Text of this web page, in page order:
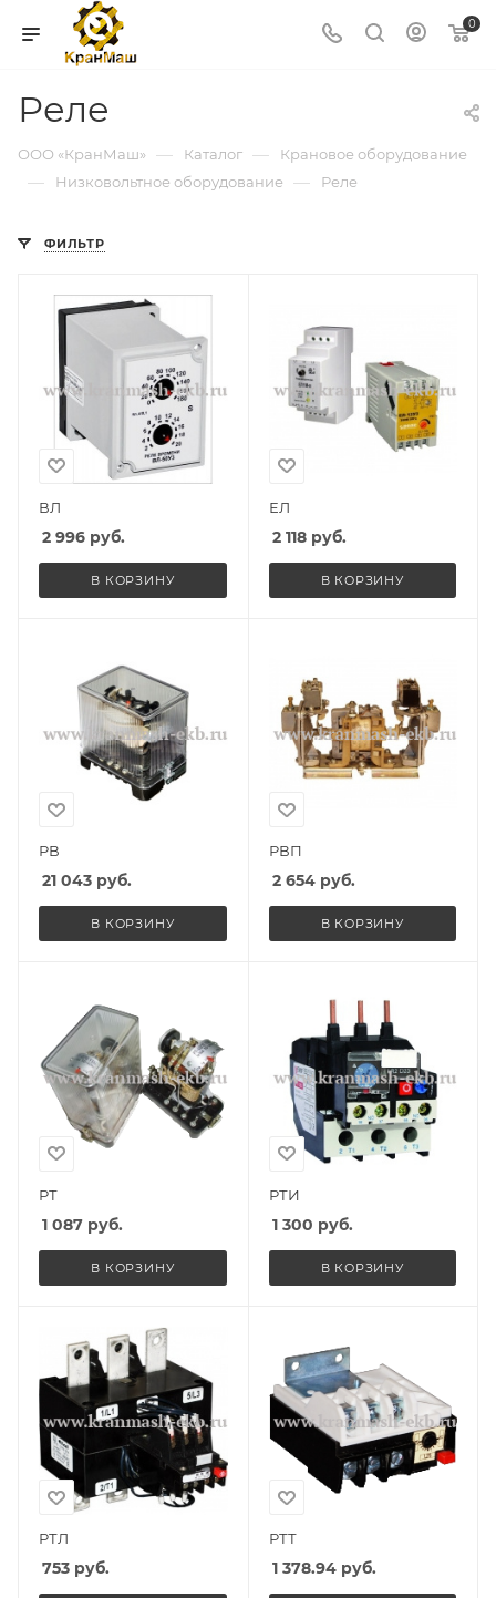
0
Реле
ООО «КранМаш» — Каталог — Крановое оборудование
— Низковольтное оборудование — Реле
ФИЛЬТР
ВЛ
2 996 руб.
В КОРЗИНУ
ЕЛ
2 118руб.
В КОРЗИНУ
РВ
21 043 руб.
В КОРЗИНУ
РВП
2 654руб.
В КОРЗИНУ
РТ
1 087 руб.
В КОРЗИНУ
РТИ
1 300 руб.
В КОРЗИНУ
РТЛ
753 руб.
РТТ
1 378.94руб.